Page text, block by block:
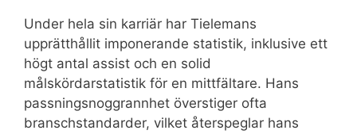
Under hela sin karriär har Tielemans
upprätthållit imponerande statistik, inklusive ett
högt antal assist och en solid
målskördarstatistik för en mittfältare. Hans
passningsnoggrannhet överstiger ofta
branschstandarder, vilket återspeglar hans